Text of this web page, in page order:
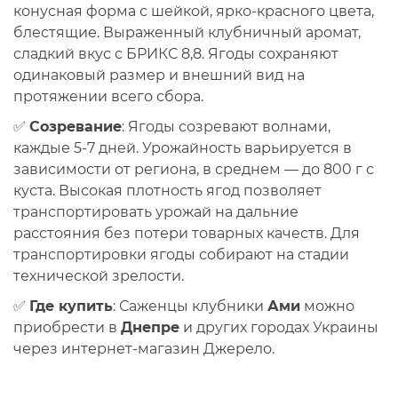
конусная форма с шейкой, ярко-красного цвета,
блестящие. Выраженный клубничный аромат,
сладкий вкус с БРИКС 8,8. Ягоды сохраняют
одинаковый размер и внешний вид на
протяжении всего сбора.
✅ Созревание: Ягоды созревают волнами,
каждые 5-7 дней. Урожайность варьируется в
зависимости от региона, в среднем — до 800 г с
куста. Высокая плотность ягод позволяет
транспортировать урожай на дальние
расстояния без потери товарных качеств. Для
транспортировки ягоды собирают на стадии
технической зрелости.
✅ Где купить: Саженцы клубники Ами можно
приобрести в Днепре и других городах Украины
через интернет-магазин Джерело.